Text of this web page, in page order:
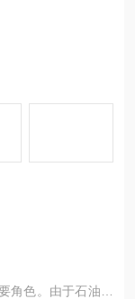
角色。由于石油化